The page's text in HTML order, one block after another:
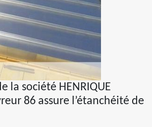
la société HENRIQUE
86 assure l’étanchéité de